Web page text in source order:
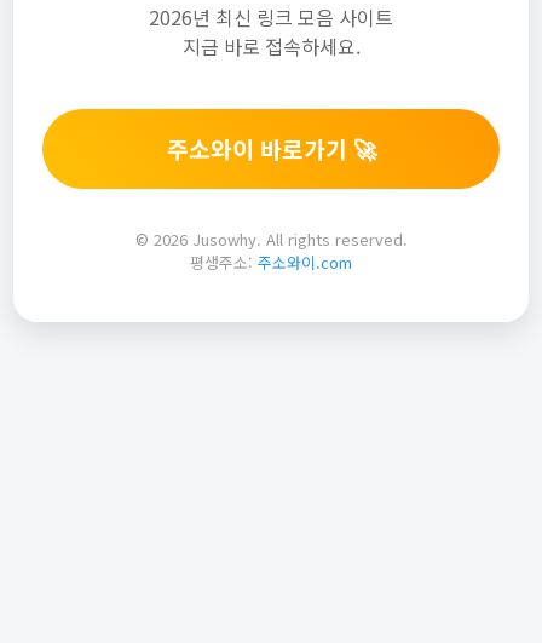
2026년 최신 링크 모음 사이트
지금 바로 접속하세요.
주소와이 바로가기 🚀
© 2026 Jusowhy. All rights reserved.
평생주소: 주소와이.com